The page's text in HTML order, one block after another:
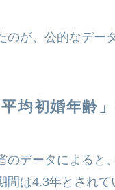
のが、公的なデー
均初婚年齢
のデータによると
間は4.3年とされ